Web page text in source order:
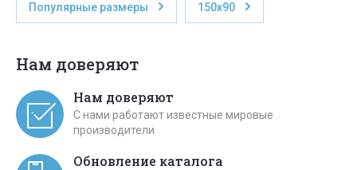
Популярные размеры 150x90
Нам доверяют
Нам доверяют
С нами работают известные мировые
производители
Обновление каталога